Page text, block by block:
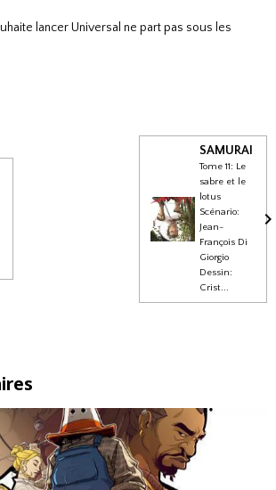
lancer Universal ne part pas sous les
SAMURAI
Tome 11: Le
sabre et le
lotus
Scénario:
Jean-
François Di
Giorgio
Dessin:
Crist...